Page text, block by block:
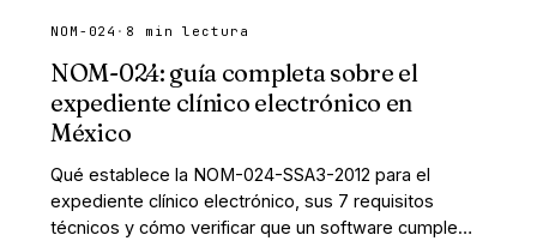
NOM-024 · 8 min lectura
NOM-024: guía completa sobre el
expediente clínico electrónico en
México
Qué establece la NOM-024-SSA3-2012 para el
expediente clínico electrónico, sus 7 requisitos
técnicos y cómo verificar que un software cumple